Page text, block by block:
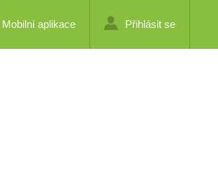
Mobilní aplikace Přihlásit se